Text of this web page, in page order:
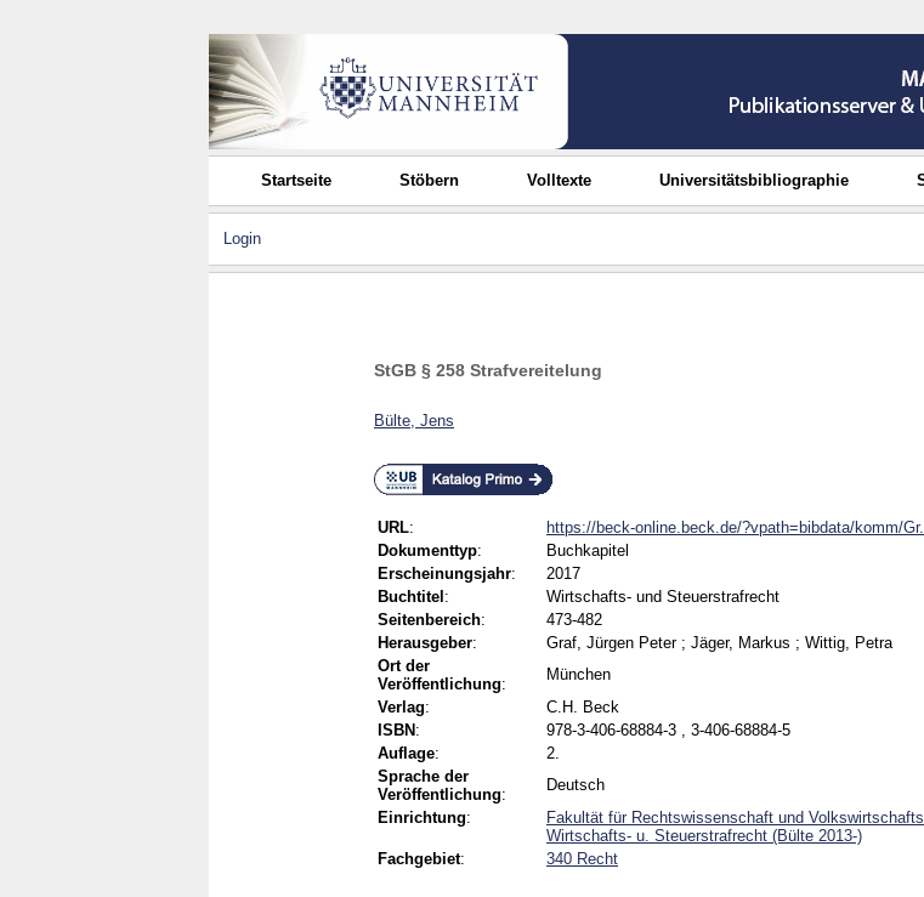
Startseite Stöbern Volltexte Universitätsbibliographie
Login
StGB § 258 Strafvereitelung
Bülte, Jens
URL:
https://beck-online.beck.de/?vpath=bibdata/komm/
Dokumenttyp:
Buchkapitel
Erscheinungsjahr:
2017
Buchtitel :
Wirtschafts- und Steuerstrafrecht
Seitenbereich:
473-482
Herausgeber: Graf, Jürgen Peter ; Jäger, Markus ; Wittig, Petra
Ort der
Veröffentlichung:
München
Verlag:
C.H. Beck
ISBN :
978-3-406-68884-3 , 3-406-68884-5
Auflage:
2.
Sprache der
Veröffentlichung:
Deutsch
Einrichtung:
Fakultät für Rechtswissenschaft und
Wirtschafts- u. Steuerstrafrecht (Bülte 2013-)
Fachgebiet: 340 Recht